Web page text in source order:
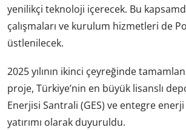
yenilikçi teknoloji içerecek. Bu
çalışmaları ve kurulum hizmetleri de
üstlenilecek.
2025 yılının ikinci çeyreğinde
proje, Türkiye’nin en büyük lisanslı
Enerjisi Santrali (GES) ve entegre
yatırımı olarak duyuruldu.